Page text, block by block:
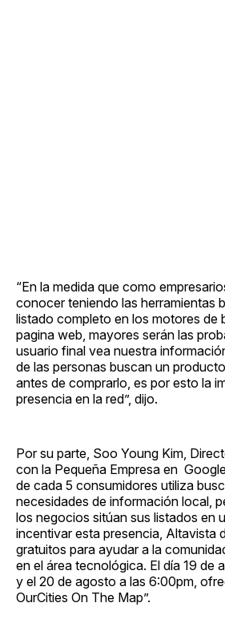
“En la medida que como
conocer teniendo las herramientas
listado completo en los motores de
pagina web, mayores serán las
usuario final vea nuestra
de las personas buscan un
antes de comprarlo, es por esto la
presencia en la red”, dijo.
Por su parte, Soo Young Kim,
con la Pequeña Empresa en
de cada 5 consumidores utiliza
necesidades de información local,
los negocios sitúan sus listados en
incentivar esta presencia, Altavista
gratuitos para ayudar a la
en el área tecnológica. El día 19 de
y el 20 de agosto a las 6:00pm,
OurCities On The Map”.